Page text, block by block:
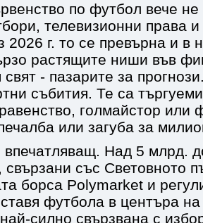
по футбол вече
телевизионни права и
2026 г. то се превърна и в
растящите ниши във
свят - пазарите за
събития. Те са
голмайстор или
или загуба за
Над 5 млрд.
свързани със Световното
борса Polymarket и
футбола в центъра на
силно свързвана с